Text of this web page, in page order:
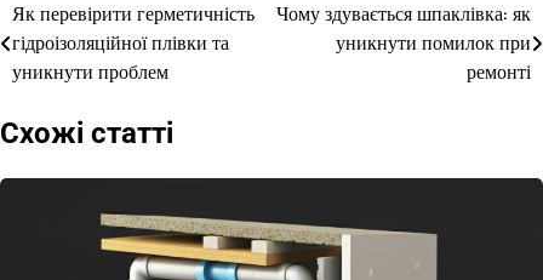
Навігація
записів
Як перевірити герметичність
гідроізоляційної плівки та
уникнути проблем
Чому здувається шпаклівка: як
уникнути помилок при
ремонті
Схожі статті